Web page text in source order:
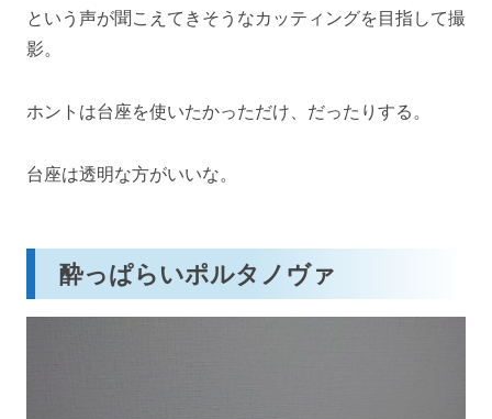
という声が聞こえてきそうなカッティングを目指して撮
影。
ホントは台座を使いたかっただけ、だったりする。
台座は透明な方がいいな。
酔っぱらいポルタノヴァ